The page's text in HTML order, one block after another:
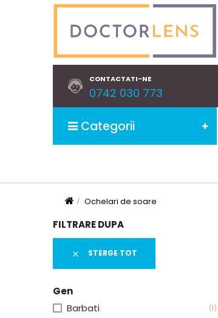
CONTACTATI-NE
0742 030 773
Categorii
Ochelari de soare
FILTRARE DUPA
 STERGE TOT
Gen
Barbati
(1)